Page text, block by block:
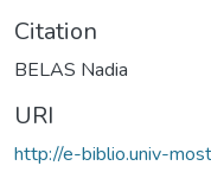
Citation
BELAS Nadia
URI
http://e-biblio.univ-